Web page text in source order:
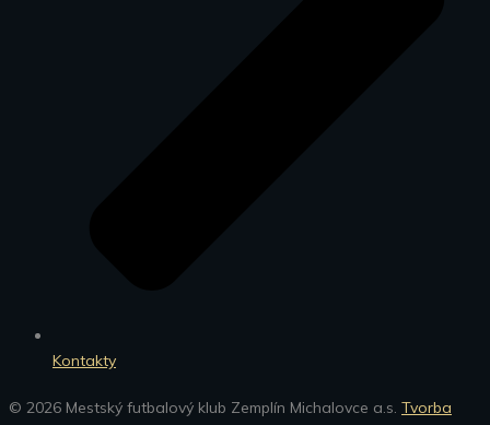
Kontakty
© 2026 Mestský futbalový klub Zemplín Michalovce a.s. Tvorba